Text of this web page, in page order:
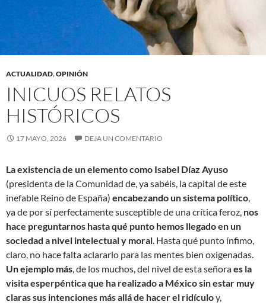
ACTUALIDAD,OPINIÓN
INICUOS RELATOS
HISTÓRICOS
17 MAYO, 2026 DEJA UN COMENTARIO
La existencia de un elemento como Isabel Díaz Ayuso
(presidenta de la Comunidad de, ya sabéis, la capital de este
inefable Reino de España) encabezando un sistema político,
ya de por sí perfectamente susceptible de una crítica feroz, nos
hace preguntarnos hasta qué punto hemos llegado en un
sociedad a nivel intelectual y moral. Hasta qué punto ínfimo,
claro, no hace falta aclararlo para las mentes bien oxigenadas.
Un ejemplo más, de los muchos, del nivel de esta señoraes la
visita esperpéntica que ha realizado a México sin estar muy
claras sus intenciones más allá de hacer el ridículoy,